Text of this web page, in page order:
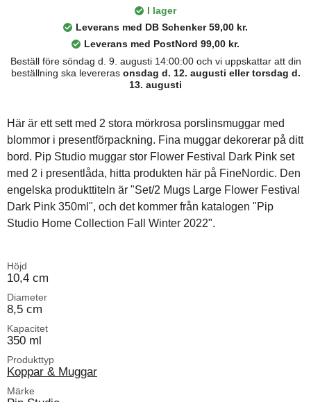
I lager
Leverans med DB Schenker 59,00 kr.
Leverans med PostNord 99,00 kr.
Beställ före söndag d. 9. augusti 14:00:00 och vi uppskattar att din
beställning ska levereras onsdag d. 12. augusti eller torsdag d.
13. augusti
Här är ett sett med 2 stora mörkrosa porslinsmuggar med
blommor i presentförpackning. Fina muggar dekorerar på ditt
bord. Pip Studio muggar stor Flower Festival Dark Pink set
med 2 i presentlåda, hitta produkten här på FineNordic. Den
engelska produkttiteln är "Set/2 Mugs Large Flower Festival
Dark Pink 350ml", och det kommer från katalogen "Pip
Studio Home Collection Fall Winter 2022".
Höjd
10,4 cm
Diameter
8,5 cm
Kapacitet
350 ml
Produkttyp
Koppar & Muggar
Märke